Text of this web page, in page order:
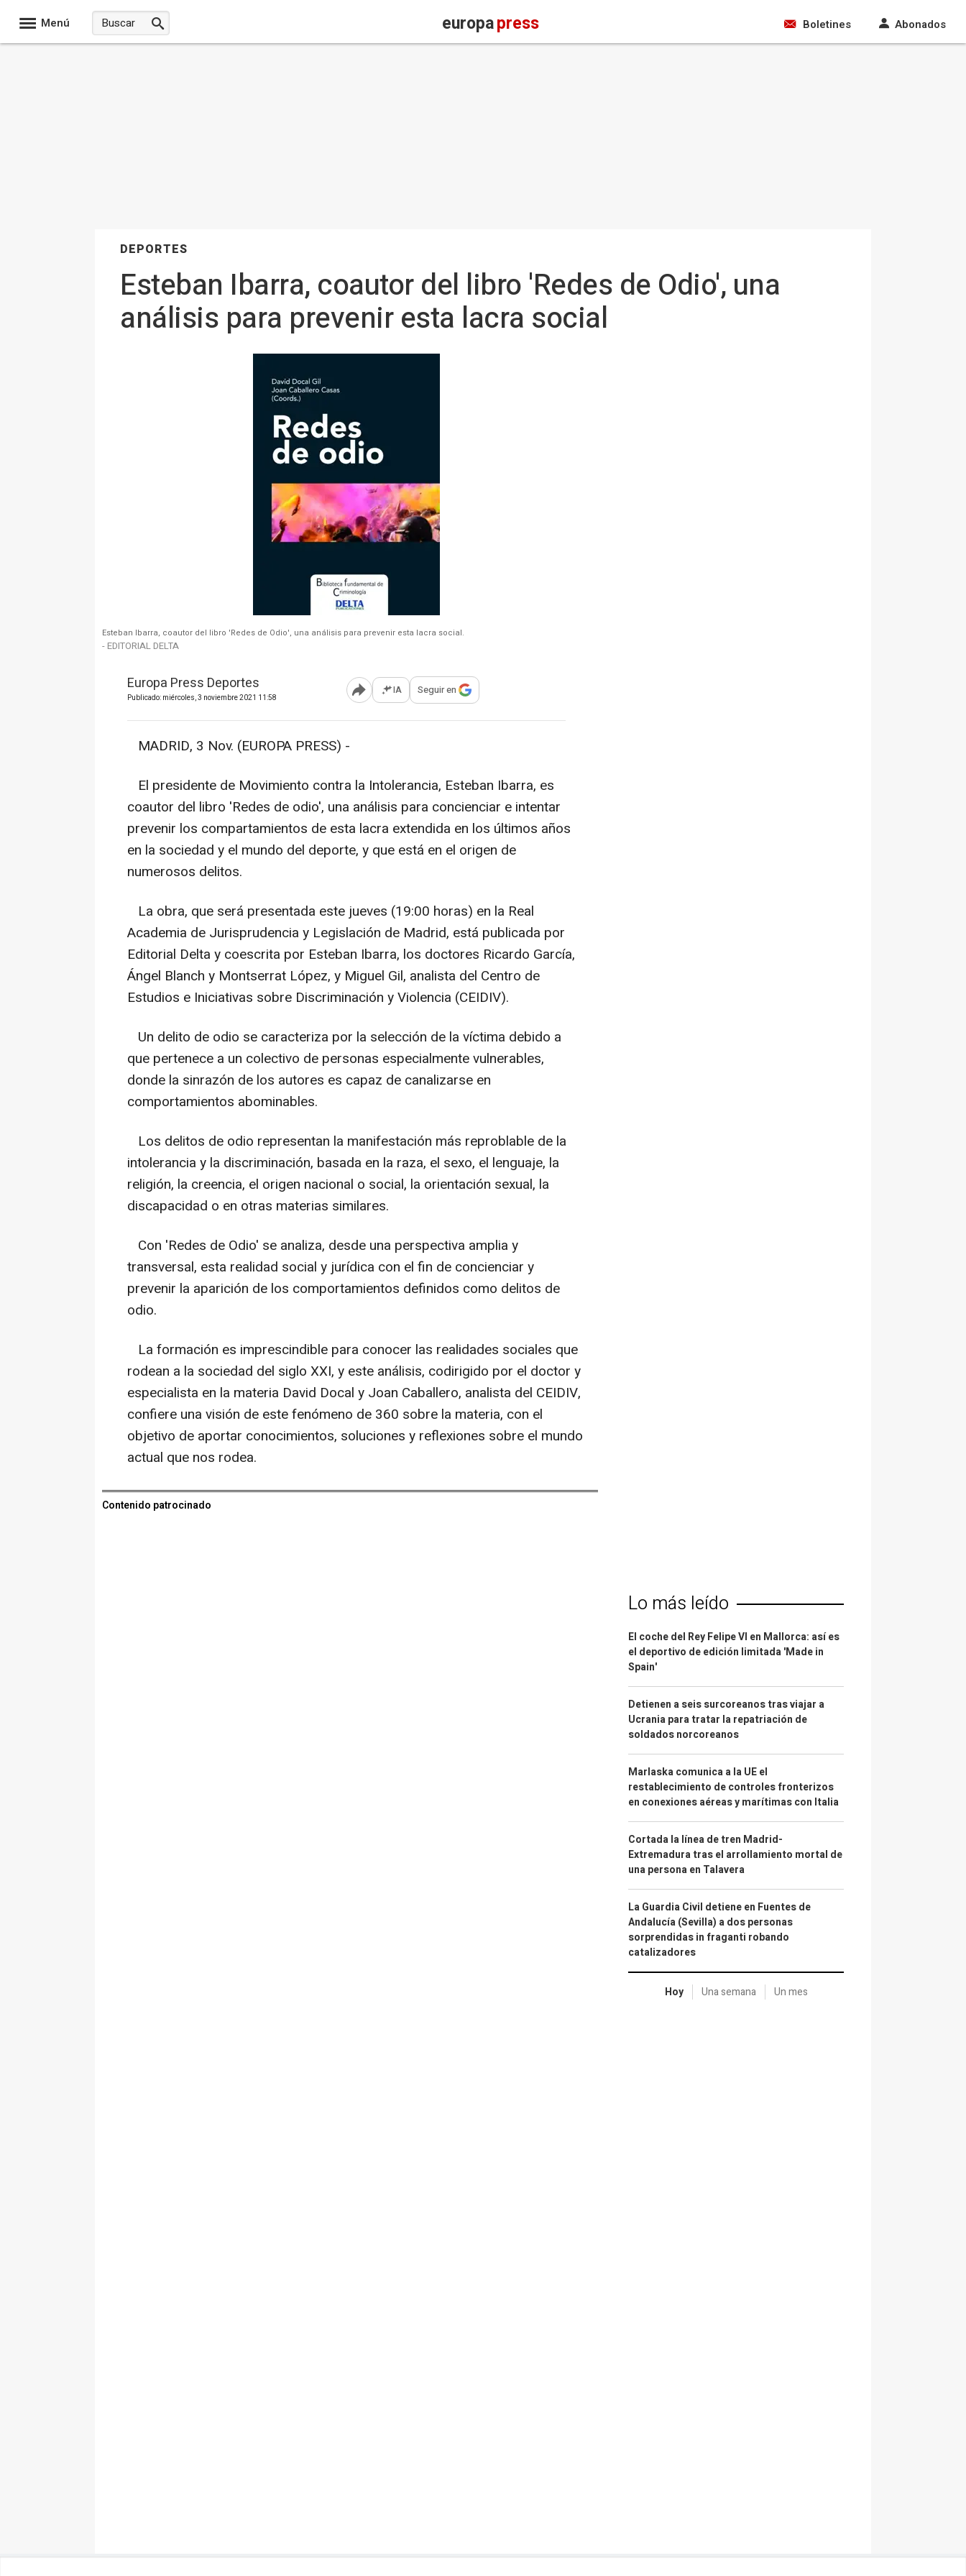
Menú europapress Boletines Abonados
DEPORTES
Esteban Ibarra, coautor del libro 'Redes de Odio', una
análisis para prevenir esta lacra social
Esteban Ibarra, coautor del libro 'Redes de Odio', una análisis para prevenir esta lacra social.
- EDITORIAL DELTA
Europa Press Deportes
Publicado: miércoles, 3 noviembre 2021 11:58 Abrir opciones para compartir
IA Seguir en
MADRID, 3 Nov. (EUROPA PRESS) -
El presidente de Movimiento contra la Intolerancia, Esteban Ibarra, es
coautor del libro 'Redes de odio', una análisis para concienciar e intentar
prevenir los compartamientos de esta lacra extendida en los últimos años
en la sociedad y el mundo del deporte, y que está en el origen de
numerosos delitos.
La obra, que será presentada este jueves (19:00 horas) en la Real
Academia de Jurisprudencia y Legislación de Madrid, está publicada por
Editorial Delta y coescrita por Esteban Ibarra, los doctores Ricardo García,
Ángel Blanch y Montserrat López, y Miguel Gil, analista del Centro de
Estudios e Iniciativas sobre Discriminación y Violencia (CEIDIV).
Un delito de odio se caracteriza por la selección de la víctima debido a
que pertenece a un colectivo de personas especialmente vulnerables,
donde la sinrazón de los autores es capaz de canalizarse en
comportamientos abominables.
Los delitos de odio representan la manifestación más reproblable de la
intolerancia y la discriminación, basada en la raza, el sexo, el lenguaje, la
religión, la creencia, el origen nacional o social, la orientación sexual, la
discapacidad o en otras materias similares.
Con 'Redes de Odio' se analiza, desde una perspectiva amplia y
transversal, esta realidad social y jurídica con el fin de concienciar y
prevenir la aparición de los comportamientos definidos como delitos de
odio.
La formación es imprescindible para conocer las realidades sociales que
rodean a la sociedad del siglo XXI, y este análisis, codirigido por el doctor y
especialista en la materia David Docal y Joan Caballero, analista del CEIDIV,
confiere una visión de este fenómeno de 360 sobre la materia, con el
objetivo de aportar conocimientos, soluciones y reflexiones sobre el mundo
actual que nos rodea.
Contenido patrocinado
Lo más leído
El coche del Rey Felipe VI en Mallorca: así es
el deportivo de edición limitada 'Made in
Spain'
Detienen a seis surcoreanos tras viajar a
Ucrania para tratar la repatriación de
soldados norcoreanos
Marlaska comunica a la UE el
restablecimiento de controles fronterizos
en conexiones aéreas y marítimas con Italia
Cortada la línea de tren Madrid-
Extremadura tras el arrollamiento mortal de
una persona en Talavera
La Guardia Civil detiene en Fuentes de
Andalucía (Sevilla) a dos personas
sorprendidas in fraganti robando
catalizadores
Hoy Una semana Un mes